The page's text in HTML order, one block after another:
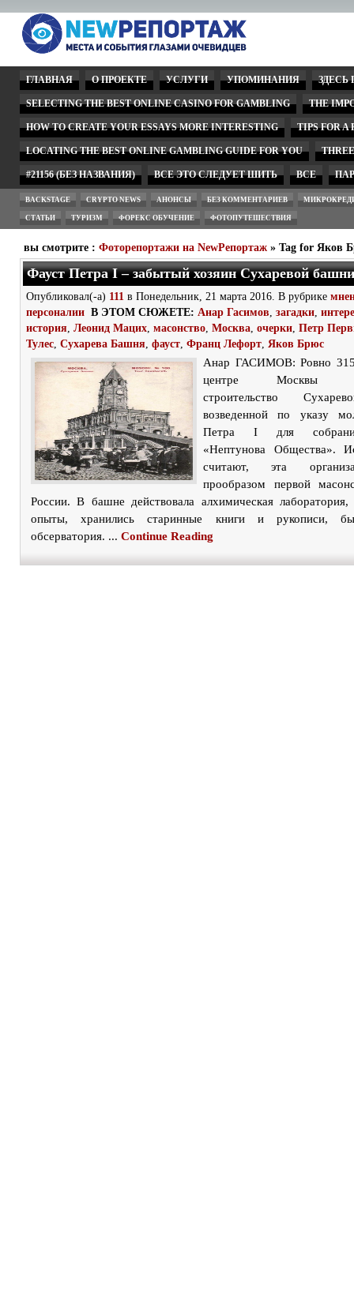
ГЛАВНАЯ О ПРОЕКТЕ УСЛУГИ УПОМИНАНИЯ
SELECTING THE BEST ONLINE CASINO FOR GAMBLING THE
HOW TO CREATE YOUR ESSAYS MORE INTERESTING TIPS FOR A
LOCATING THE BEST ONLINE GAMBLING GUIDE FOR YOU
#21156 (БЕЗ НАЗВАНИЯ) ВСЕ ЭТО СЛЕДУЕТ ШИТЬ ВСЕ
BACKSTAGE CRYPTO NEWS АНОНСЫ БЕЗ КОММЕНТАРИЕВ
СТАТЬИ ТУРИЗМ ФОРЕКС ОБУЧЕНИЕ ФОТОПУТЕШЕСТВИЯ
вы смотрите : Фоторепортажи на NewРепортаж » Tag for Яков
Фауст Петра I – забытый хозяин Сухаревой башни
Опубликовал(-а) 111 в Понедельник, 21 марта 2016. В рубрике
персоналии В ЭТОМ СЮЖЕТЕ: Анар Гасимов загадки
история Леонид Мацих масонство Москва очерки Петр
Тулес Сухарева Башня фауст Франц Лефорт Яков Брюс
Анар ГАСИМОВ: Ровно 315
центре Москвы
строительство
возведенной по указу
Петра I для
«Нептунова Общества».
считают, эта
прообразом первой
России. В башне действовала алхимическая лаборатория,
опыты, хранились старинные книги и рукописи,
обсерватория. ... Continue Reading